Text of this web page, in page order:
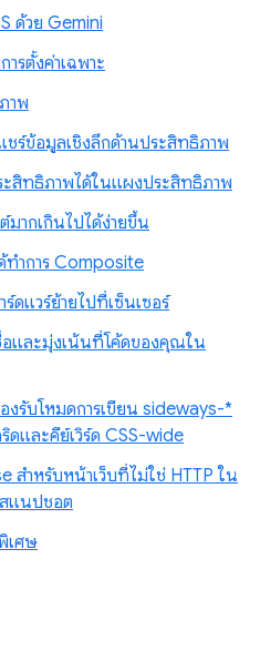
ด้วย Gemini
รตั้งค่าเฉพาะ
าพ
ชร์ข้อมูลเชิงลึกด้านประสิทธิภาพ
ะสิทธิภาพได้ในแผงประสิทธิภาพ
มากเกินไปได้ง่ายขึ้น
ทำการ Composite
ดแวร์ย้ายไปที่เซ็นเซอร์
และมุ่งเน้นที่โค้ดของคุณใน
งรับโหมดการเขียน sideways-*
ดและคีย์เวิร์ด CSS-wide
สำหรับหน้าเว็บที่ไม่ใช่ HTTP ใน
สแนปชอต
เศษ